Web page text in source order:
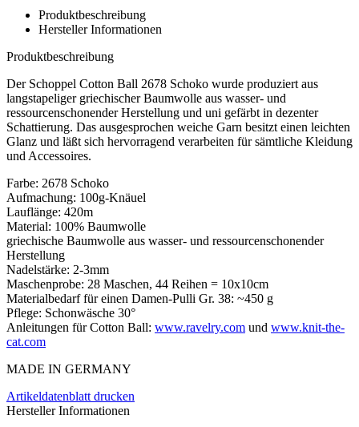
Produktbeschreibung
Hersteller Informationen
Produktbeschreibung
Der Schoppel Cotton Ball 2678 Schoko wurde produziert aus
langstapeliger griechischer Baumwolle aus wasser- und
ressourcenschonender Herstellung und uni gefärbt in dezenter
Schattierung. Das ausgesprochen weiche Garn besitzt einen leichten
Glanz und läßt sich hervorragend verarbeiten für sämtliche Kleidung
und Accessoires.
Farbe: 2678 Schoko
Aufmachung: 100g-Knäuel
Lauflänge: 420m
Material: 100% Baumwolle
griechische Baumwolle aus wasser- und ressourcenschonender
Herstellung
Nadelstärke: 2-3mm
Maschenprobe: 28 Maschen, 44 Reihen = 10x10cm
Materialbedarf für einen Damen-Pulli Gr. 38: ~450 g
Pflege: Schonwäsche 30°
Anleitungen für Cotton Ball: www.ravelry.com und www.knit-the-
cat.com
MADE IN GERMANY
Artikeldatenblatt drucken
Hersteller Informationen